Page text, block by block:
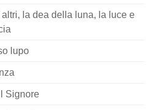
altri, la dea della luna, la luce e
lupo
Signore